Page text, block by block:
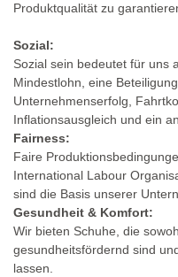
Produktqualität zu
Sozial:
Sozial sein bedeutet für uns
Mindestlohn, eine
Unternehmenserfolg,
Inflationsausgleich und ein
Fairness:
Faire
International Labour
sind die Basis unserer
Gesundheit & Komfort:
Wir bieten Schuhe, die
gesundheitsfördernd sind
lassen.